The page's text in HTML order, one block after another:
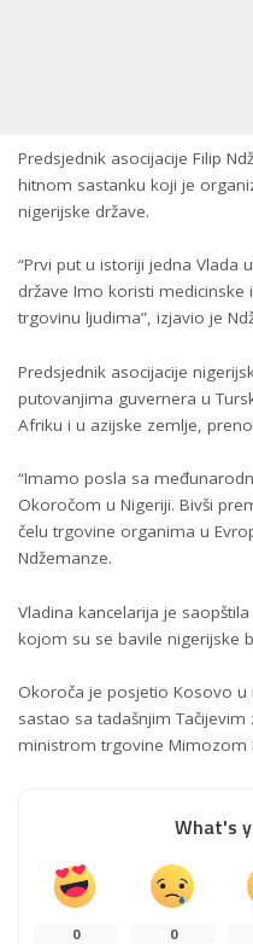
Predsjednik asocijacije Filip
hitnom sastanku koji je
nigerijske države.
“Prvi put u istoriji jedna Vlada
države Imo koristi
trgovinu ljudima”, izjavio je
Predsjednik asocijacije
putovanjima guvernera u
Afriku i u azijske zemlje,
“Imamo posla sa
Okoročom u Nigeriji. Bivši
čelu trgovine organima u
Ndžemanze.
Vladina kancelarija je
kojom su se bavile nigerijske
Okoroča je posjetio Kosovo
sastao sa tadašnjim
ministrom trgovine Mimozom
What's
0 0